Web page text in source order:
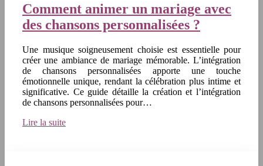
Comment animer un mariage avec
des chansons personnalisées ?
Une musique soigneusement choisie est essentielle pour
créer une ambiance de mariage mémorable. L’intégration
de chansons personnalisées apporte une touche
émotionnelle unique, rendant la célébration plus intime et
significative. Ce guide détaille la création et l’intégration
de chansons personnalisées pour…
Lire la suite